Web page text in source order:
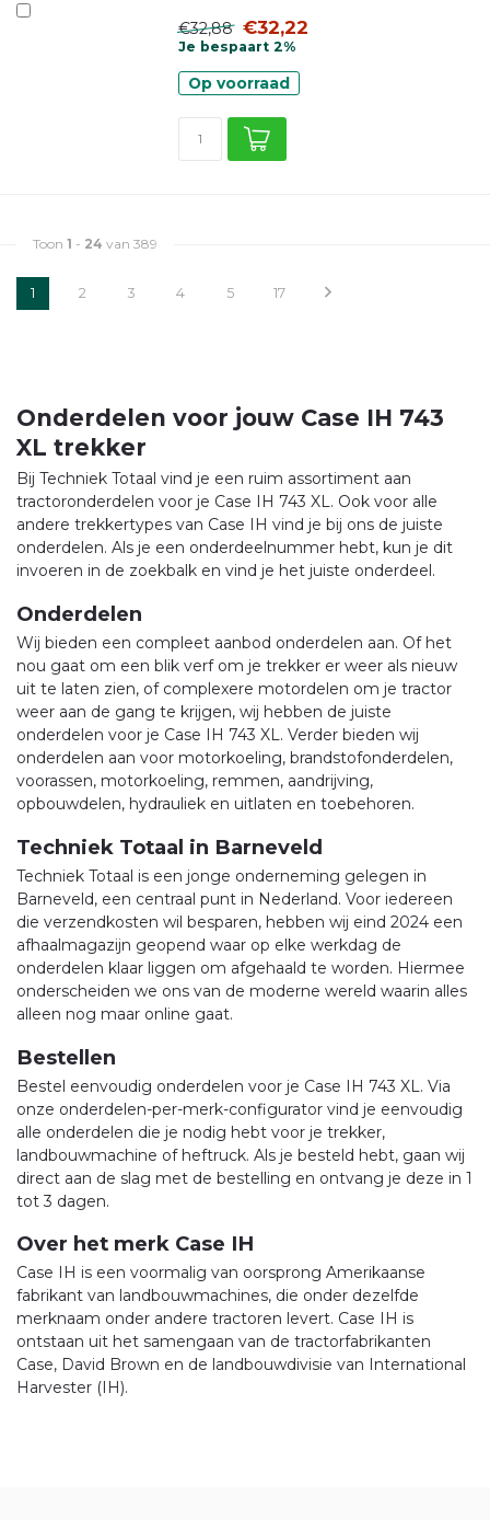
€32,88 €32,22
Je bespaart 2%
Op voorraad
Toon 1 - 24 van 389
1 2 3 4 5 17
Onderdelen voor jouw Case IH 743
XL trekker
Bij Techniek Totaal vind je een ruim assortiment aan
tractoronderdelen voor je Case IH 743 XL. Ook voor alle
andere trekkertypes van Case IH vind je bij ons de juiste
onderdelen. Als je een onderdeelnummer hebt, kun je dit
invoeren in de zoekbalk en vind je het juiste onderdeel.
Onderdelen
Wij bieden een compleet aanbod onderdelen aan. Of het
nou gaat om een blik verf om je trekker er weer als nieuw
uit te laten zien, of complexere motordelen om je tractor
weer aan de gang te krijgen, wij hebben de juiste
onderdelen voor je Case IH 743 XL. Verder bieden wij
onderdelen aan voor motorkoeling, brandstofonderdelen,
voorassen, motorkoeling, remmen, aandrijving,
opbouwdelen, hydrauliek en uitlaten en toebehoren.
Techniek Totaal in Barneveld
Techniek Totaal is een jonge onderneming gelegen in
Barneveld, een centraal punt in Nederland. Voor iedereen
die verzendkosten wil besparen, hebben wij eind 2024 een
afhaalmagazijn geopend waar op elke werkdag de
onderdelen klaar liggen om afgehaald te worden. Hiermee
onderscheiden we ons van de moderne wereld waarin alles
alleen nog maar online gaat.
Bestellen
Bestel eenvoudig onderdelen voor je Case IH 743 XL. Via
onze onderdelen-per-merk-configurator vind je eenvoudig
alle onderdelen die je nodig hebt voor je trekker,
landbouwmachine of heftruck. Als je besteld hebt, gaan wij
direct aan de slag met de bestelling en ontvang je deze in 1
tot 3 dagen.
Over het merk Case IH
Case IH is een voormalig van oorsprong Amerikaanse
fabrikant van landbouwmachines, die onder dezelfde
merknaam onder andere tractoren levert. Case IH is
ontstaan uit het samengaan van de tractorfabrikanten
Case, David Brown en de landbouwdivisie van International
Harvester (IH).